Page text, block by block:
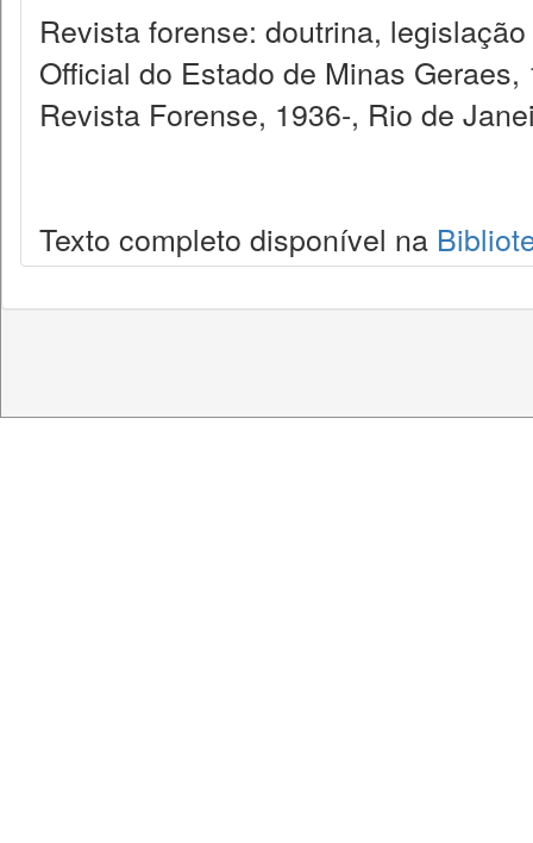
Revista forense: doutrina,
Official do Estado de Minas
Revista Forense, 1936-, Rio de
Texto completo disponível na